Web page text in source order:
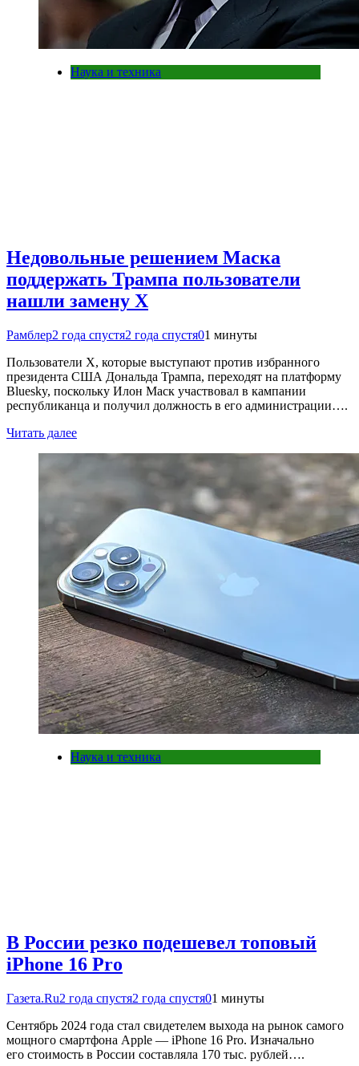
Наука и техника
Недовольные решением Маска
поддержать Трампа пользователи
нашли замену X
Рамблер2 года спустя2 года спустя01 минуты
Пользователи X, которые выступают против избранного
президента США Дональда Трампа, переходят на платформу
Bluesky, поскольку Илон Маск участвовал в кампании
республиканца и получил должность в его администрации….
Читать далее
Наука и техника
В России резко подешевел топовый
iPhone 16 Pro
Газета.Ru2 года спустя2 года спустя01 минуты
Сентябрь 2024 года стал свидетелем выхода на рынок самого
мощного смартфона Apple — iPhone 16 Pro. Изначально
его стоимость в России составляла 170 тыс. рублей….